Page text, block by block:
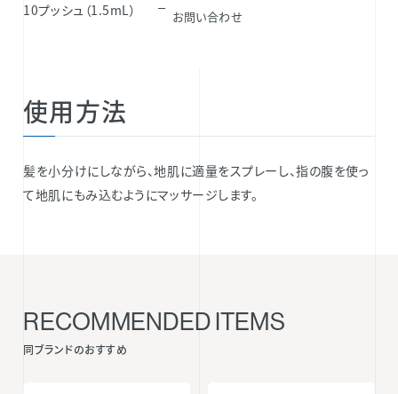
お問い合わせ
10プッシュ（1.5mL）
使用方法
髪を小分けにしながら、地肌に適量をスプレーし、指の腹を使っ
て地肌にもみ込むようにマッサージします。
RECOMMENDED ITEMS
同ブランドのおすすめ